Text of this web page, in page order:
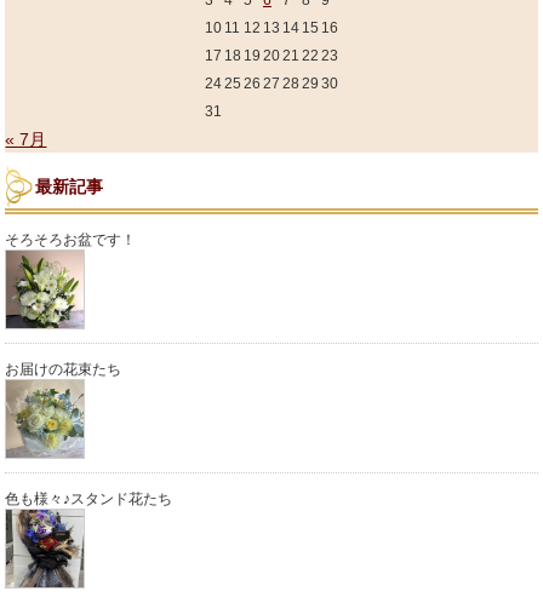
10 11 12 13 14 15 16
17 18 19 2021 22 23
2425 26 27 28 29 30
31
« 7月
最新記事
そろそろお盆です！
お届けの花束たち
色も様々♪スタンド花たち